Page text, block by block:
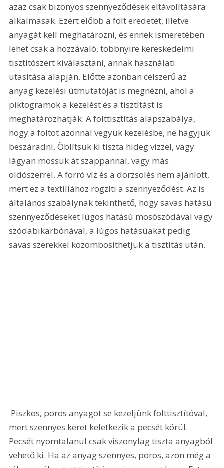
azaz csak bizonyos szennyeződések eltávolítására
alkalmasak. Ezért előbb a folt eredetét, illetve
anyagát kell meghatározni, és ennek ismeretében
lehet csak a hozzávaló, többnyire kereskedelmi
tisztítószert kiválasztani, annak használati
utasítása alapján. Előtte azonban célszerű az
anyag kezelési útmutatóját is megnézni, ahol a
piktogramok a kezelést és a tisztítást is
meghatározhatják. A folttisztítás alapszabálya,
hogy a foltot azonnal vegyük kezelésbe, ne hagyjuk
beszáradni. Öblítsük ki tiszta hideg vízzel, vagy
lágyan mossuk át szappannal, vagy más
oldószerrel. A forró víz és a dörzsölés nem ajánlott,
mert ez a textíliához rögzíti a szennyeződést. Az is
általános szabálynak tekinthető, hogy savas hatású
szennyeződéseket lúgos hatású mosószódával vagy
szódabikarbónával, a lúgos hatásúakat pedig
savas szerekkel közömbösíthetjük a tisztítás után.
mert szennyes keret keletkezik a pecsét körül.
Pecsét nyomtalanul csak viszonylag tiszta anyagból
vehető ki. Ha az anyag szennyes, poros, azon még a